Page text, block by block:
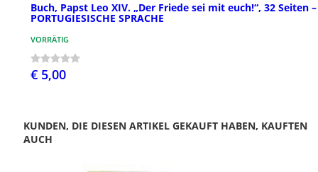
Buch, Papst Leo XIV. „Der Friede sei mit euch!“, 32 Seiten –
PORTUGIESISCHE SPRACHE
VORRÄTIG
€ 5,00
KUNDEN, DIE DIESEN ARTIKEL GEKAUFT HABEN, KAUFTEN
AUCH